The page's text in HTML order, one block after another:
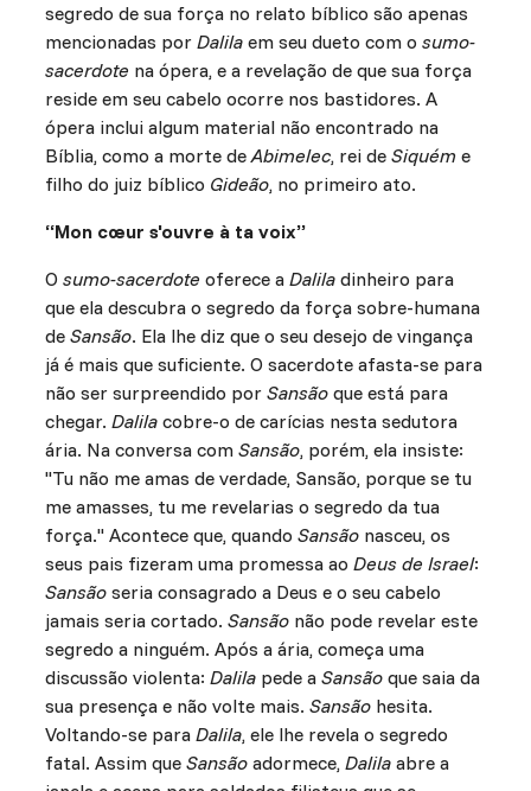
segredo de sua força no relato bíblico são apenas
mencionadas por Dalilaem seu dueto com o sumo-
sacerdote na ópera, e a revelação de que sua força
reside em seu cabelo ocorre nos bastidores. A
ópera inclui algum material não encontrado na
Bíblia, como a morte deAbimelec, rei de Siquéme
filho do juiz bíblico Gideão, no primeiro ato.
“Mon cœur s'ouvre à ta voix”
O sumo-sacerdote oferece a Daliladinheiro para
que ela descubra o segredo da força sobre-humana
de Sansão. Ela lhe diz que o seu desejo de vingança
já é mais que suficiente. O sacerdote afasta-se para
não ser surpreendido por Sansãoque está para
chegar. Dalilacobre-o de carícias nesta sedutora
ária. Na conversa com Sansão, porém, ela insiste:
"Tu não me amas de verdade, Sansão, porque se tu
me amasses, tu me revelarias o segredo da tua
força." Acontece que, quando Sansãonasceu, os
seus pais fizeram uma promessa ao Deus de Israel:
Sansãoseria consagrado a Deus e o seu cabelo
jamais seria cortado. Sansãonão pode revelar este
segredo a ninguém. Após a ária, começa uma
discussão violenta: Dalilapede a Sansãoque saia da
sua presença e não volte mais. Sansãohesita.
Voltando-se para Dalila, ele lhe revela o segredo
fatal. Assim que Sansãoadormece, Dalilaabre a